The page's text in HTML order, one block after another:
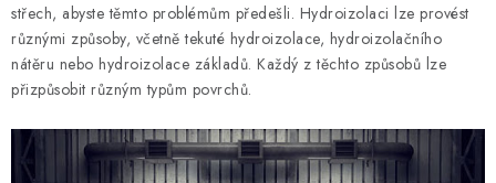
střech, abyste těmto problémům předešli. Hydroizolaci lze provést
různými způsoby, včetně tekuté hydroizolace, hydroizolačního
nátěru nebo hydroizolace základů. Každý z těchto způsobů lze
přizpůsobit různým typům povrchů.